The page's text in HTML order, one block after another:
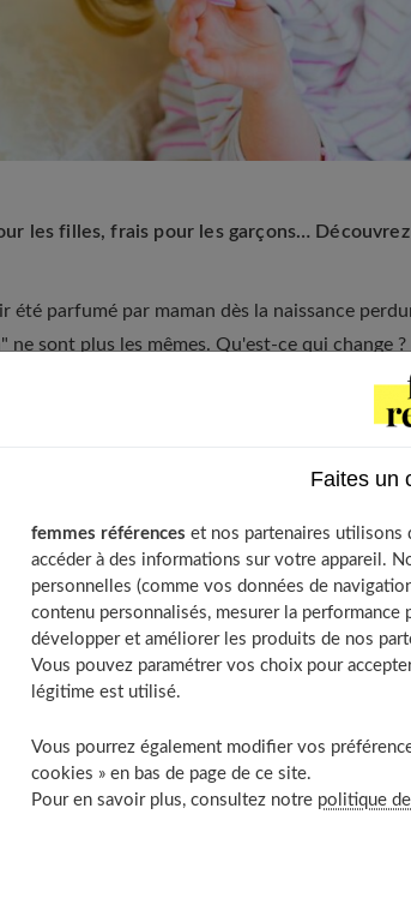
les filles, frais pour les garçons… Découvrez
été parfumé par maman dès la naissance
ne sont plus les mêmes. Qu'est-ce qui change
à base d'agents hydratants.
Les effluves qui leur plaisent
Petit guide d’utilisation du parfum
Le parfum tient 5 heures
Le conserver à l’abri de la lumière
de toilette, comme
de 6 à 70 % d'alcool (contre 80 % dans les
Faites un
femmes références et nos partenaires
accéder à des informations sur votre appareil.
personnelles (comme vos données de
contenu personnalisés, mesurer la
développer et améliorer les produits de nos
Vous pouvez paramétrer vos choix pour
légitime est utilisé.
Vous pourrez également modifier vos
cookies » en bas de page de ce site.
Pour en savoir plus, consultez notre politique